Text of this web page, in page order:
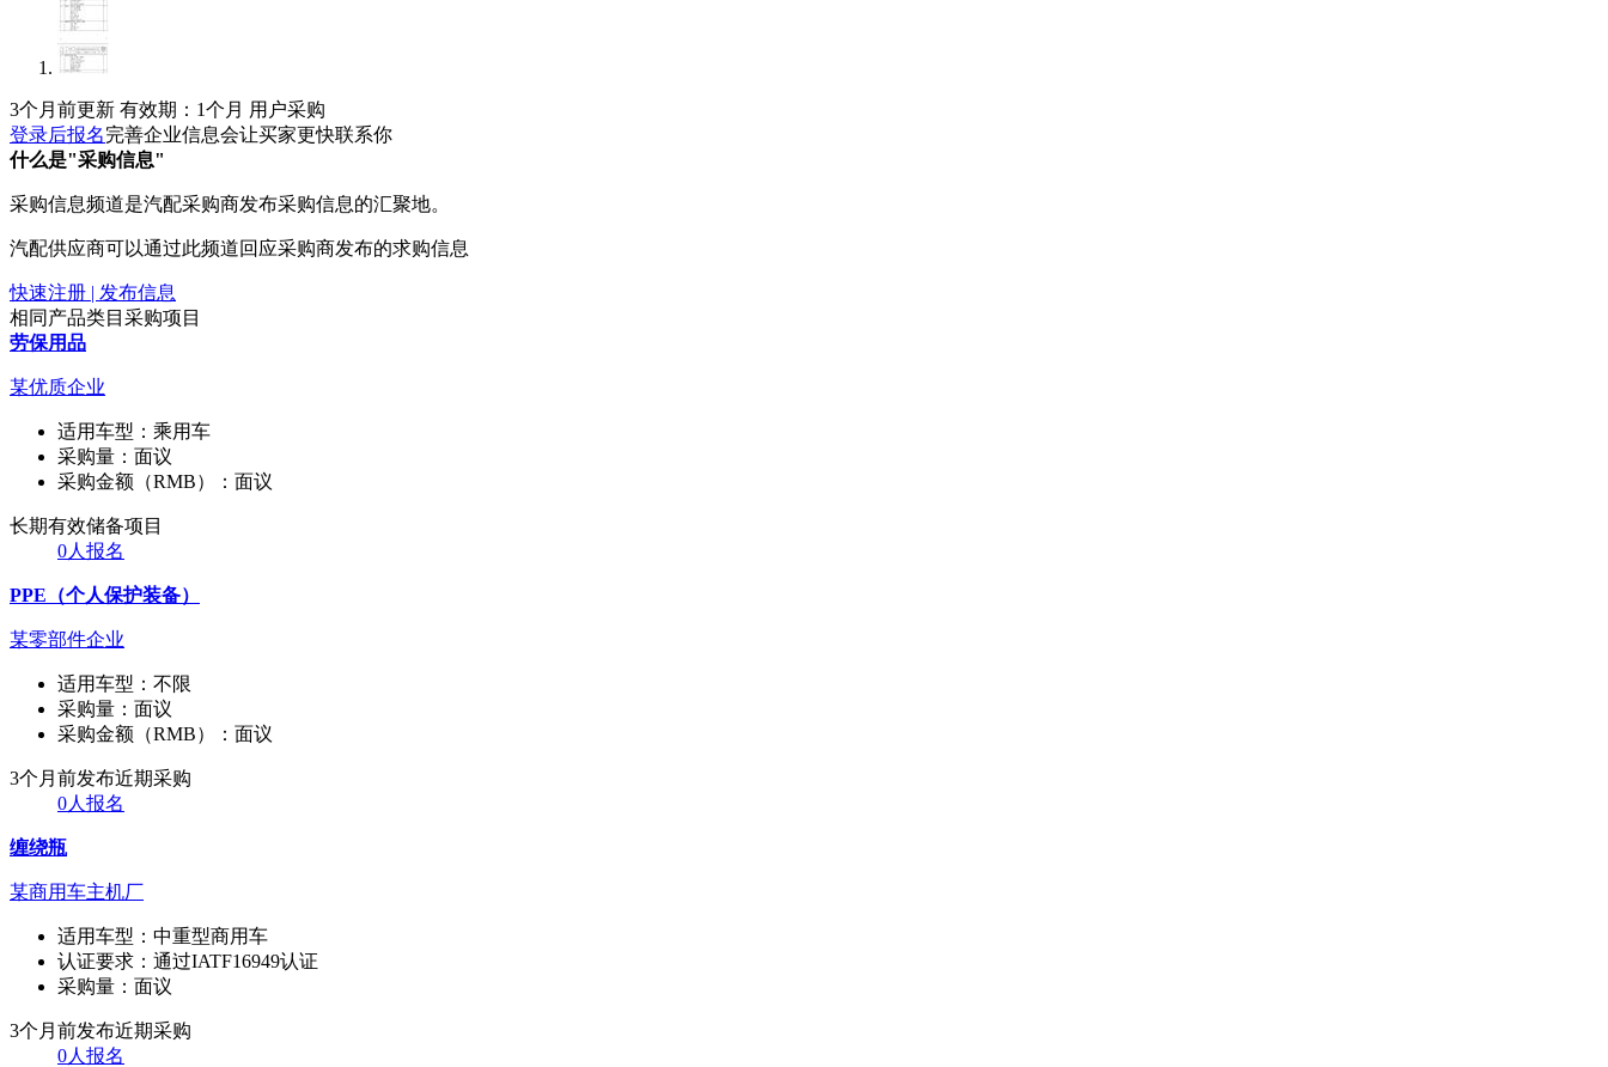
3个月前更新 有效期：1个月 用户采购
登录后报名完善企业信息会让买家更快联系你
什么是"采购信息"
采购信息频道是汽配采购商发布采购信息的汇聚地。
汽配供应商可以通过此频道回应采购商发布的求购信息
快速注册 | 发布信息
相同产品类目采购项目
劳保用品
某优质企业
适用车型： 乘用车
采购量： 面议
采购金额（RMB）： 面议
长期有效储备项目
0人报名
PPE（个人保护装备）
某零部件企业
适用车型： 不限
采购量： 面议
采购金额（RMB）： 面议
3个月前发布近期采购
0人报名
缠绕瓶
某商用车主机厂
适用车型： 中重型商用车
认证要求： 通过IATF16949认证
采购量： 面议
3个月前发布近期采购
0人报名